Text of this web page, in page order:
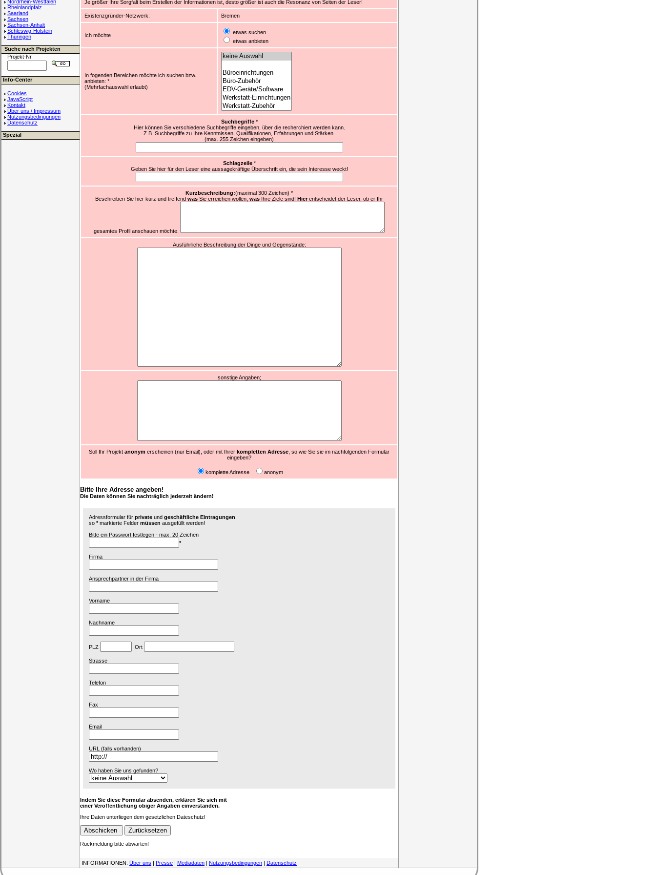
Nordrhein-Westfalen
Rheinlandpfalz
Saarland
Sachsen
Sachsen-Anhalt
Schleswig-Holstein
Thüringen
Suche nach Projekten
Projekt-Nr
Info-Center
Cookies
JavaScript
Kontakt
Über uns / Impressum
Nutzungsbedingungen
Datenschutz
Spezial
Je größer Ihre Sorgfalt beim Erstellen der Informationen ist, desto größer ist auch die Resonanz von Seiten der Leser!
Existenzgründer-Netzwerk: Bremen
Ich möchte
etwas suchen
etwas anbieten
In fogenden Bereichen möchte ich suchen bzw.
anbieten: *
(Mehrfachauswahl erlaubt)
Suchbegriffe*
Hier können Sie verschiedene Suchbegriffe eingeben, über die recherchiert werden kann.
Z.B. Suchbegriffe zu Ihre Kenntnissen, Qualifikationen, Erfahrungen und Stärken.
(max. 255 Zeichen eingeben)
Schlagzeile *
Geben Sie hier für den Leser eine aussagekräftige Überschrift ein, die sein Interesse weckt!
Kurzbeschreibung:(maximal 300 Zeichen) *
Beschreiben Sie hier kurz und treffend was Sie erreichen wollen, was Ihre Ziele sind! Hierentscheidet der Leser, ob er Ihr
gesamtes Profil anschauen möchte.
Ausführliche Beschreibung der Dinge und Gegenstände:
sonstige Angaben;
Soll Ihr Projekt anonym erscheinen (nur Email), oder mit Ihrer kompletten Adresse , so wie Sie sie im nachfolgenden Formular
eingeben?
komplette Adresse anonym
Bitte Ihre Adresse angeben!
Die Daten können Sie nachträglich jederzeit ändern!
Adressformular für private und geschäftliche Eintragungen
so *markierte Felder müssen ausgefüllt werden!
Bitte ein Passwort festlegen - max. 20 Zeichen
*
Firma
Ansprechpartner in der Firma
Vorname
Nachname
PLZ Ort
Strasse
Telefon
Fax
Email
URL (falls vorhanden)
Wo haben Sie uns gefunden?
Indem Sie diese Formular absenden, erklären Sie sich mit
einer Veröffentlichung obiger Angaben einverstanden.
Ihre Daten unterliegen dem gesetzlichen Dateschutz!
Rückmeldung bitte abwarten!
INFORMATIONEN: Über uns | Presse | Mediadaten | Nutzungsbedingungen | Datenschutz